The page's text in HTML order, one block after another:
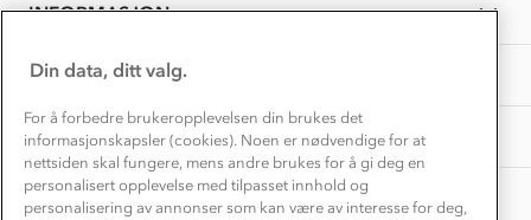
INFORMASJON
OM OSS
Samarbeide med oss?
TIPS OG RÅD
Store størrelser
Turmat oppskrifter
Beredskap
AKTIVITETER
Leirskole 🥾
Barnehageansatt
Tips til hyttetur
Din data, ditt valg.
For å forbedre brukeropplevelsen din brukes det
informasjonskapsler (cookies). Noen er nødvendige for at
nettsiden skal fungere, mens andre brukes for å gi deg en
personalisert opplevelse med tilpasset innhold og
personalisering av annonser som kan være av interesse for deg,